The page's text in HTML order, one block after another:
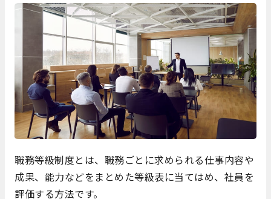
職務等級制度とは、職務ごとに求められる仕事内容や
成果、能力などをまとめた等級表に当てはめ、社員を
評価する方法です。